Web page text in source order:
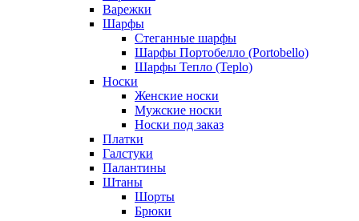
Варежки
Шарфы
Стеганные шарфы
Шарфы Портобелло (Portobello)
Шарфы Тепло (Teplo)
Носки
Женские носки
Мужские носки
Носки под заказ
Платки
Галстуки
Палантины
Штаны
Шорты
Брюки